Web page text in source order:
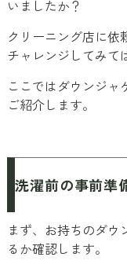
いましたか？
クリーニング店に依
チャレンジしてみて
ここではダウンジャ
ご紹介します。
洗濯前の事前準
まず、お持ちのダウ
るか確認します。